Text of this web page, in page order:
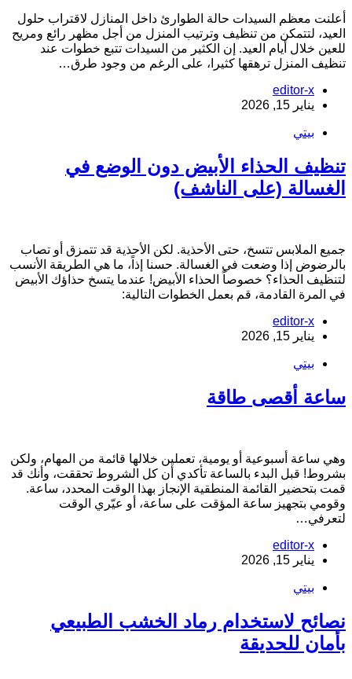
معظم السيدات حالة الطوارئ داخل المنازل لاقتراب حلول
لتتمكن من تنظيف وترتيب المنزل من أجل مظهر رائع ومريح
خلال أيام العيد. إن الكثير من السيدات تتبع خطوات عند
المنزل ترهقها كثيرا، على الرغم من وجود طرق…
editor-x
يناير 15, 2026
بيتي
الحذاء الأبيض دون الوضع في
(على الناشف)
الملابس تتسخ، حتى الأحذية. لكن الأحذية قد تتمزق أو تصاب
إذا وضعت في الغسالة. حسنا إذاً، ما هي الطريقة الأنسب
الحذاء؟ خصوصاً الحذاء الأبيض! عندما يتسخ حذاؤك الأبيض
المرة القادمة، قم بعمل الخطوات التالية:
editor-x
يناير 15, 2026
بيتي
أقصى طاقة
ساعة أسبوعية أو يومية، تعملين خلالها قائمة من المهام، ولكن
قبل البدء بالساعة تأكدي أن كل الشروط تحققت، وأنك قد
بتحضير القائمة المنطقية الإنجاز بهذا الوقت المحدد، ساعة.
بتجهيز ساعة المؤقت على ساعة، أو عيّري الوقت
editor-x
يناير 15, 2026
بيتي
لاستخدام رماد الخشب الطبيعي
للحديقة